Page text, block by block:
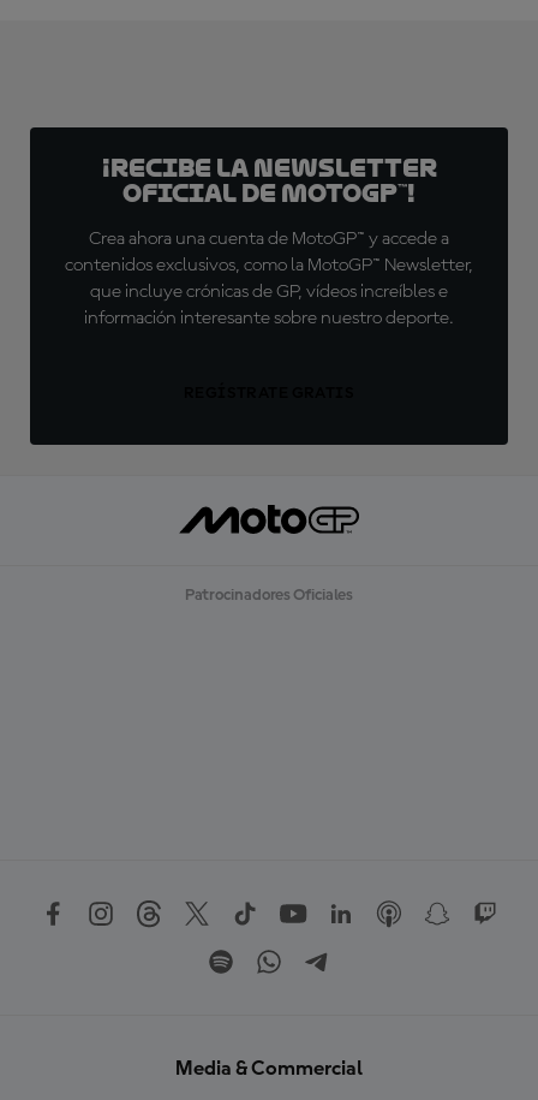
¡Recibe la Newsletter
oficial de MotoGP™!
Crea ahora una cuenta de MotoGP™ y accede a
contenidos exclusivos, como la MotoGP™ Newsletter,
que incluye crónicas de GP, vídeos increíbles e
información interesante sobre nuestro deporte.
Patrocinadores Oficiales
Media & Commercial